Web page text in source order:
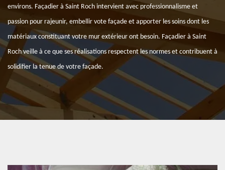
environs. Façadier à Saint Roch intervient avec professionnalisme et
passion pour rajeunir, embellir vote façade et apporter les soins dont les
matériaux constituant votre mur extérieur ont besoin. Façadier à Saint
Roch veille à ce que ses réalisations respectent les normes et contribuent à
solidifier la tenue de votre façade.